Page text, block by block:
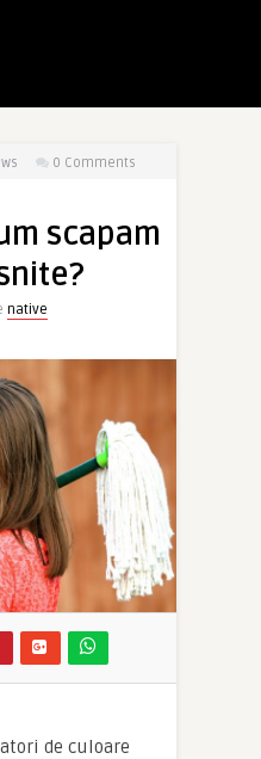
0 Comments
scapam
native
de culoare